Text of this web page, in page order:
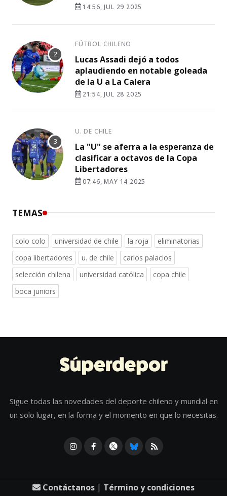
14:56, JUL 29 2025
FÚTBOL CHILENO
Lucas Assadi dejó a todos
aplaudiendo en notable goleada
de la U a La Calera
21:54, JUL 28 2025
U. DE CHILE
La "U" se aferra a la esperanza de
clasificar a octavos de la Copa
Libertadores
07:46, MAY 14 2025
TEMAS
colo colo universidad de chile la roja
eliminatorias
copa libertadores
u. de chile
carlos palacios
selección chilena
universidad católica
copa chile
boca juniors
Sigue todas las novedades del deporte chileno y mundial en
un solo lugar, en la forma y el momento en que lo necesitas.
Contáctanos | Término y condiciones